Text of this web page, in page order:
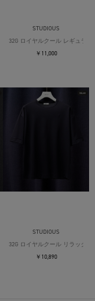
Tシャツ
STUDIOUS
32G ロイヤルクール レギュラー
￥11,000
Tシャツ
STUDIOUS
32G ロイヤルクール リラックス
￥10,890